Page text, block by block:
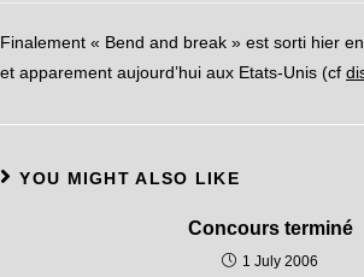
Finalement « Bend and break » est sorti hier
et apparement aujourd’hui aux Etats-Unis (cf
YOU MIGHT ALSO LIKE
Concours terminé
1 July 2006